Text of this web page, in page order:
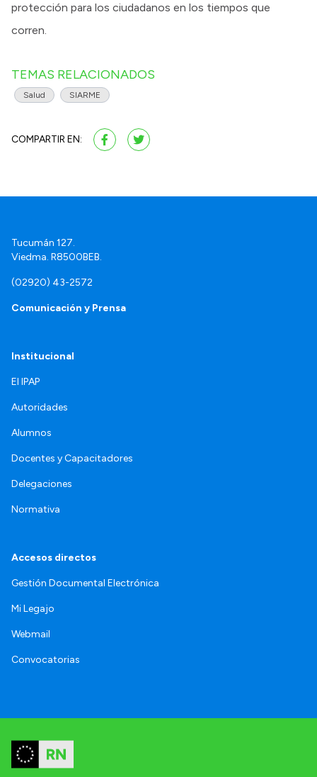
protección para los ciudadanos en los tiempos que
corren.
TEMAS RELACIONADOS
Salud SIARME
COMPARTIR EN:
Tucumán 127.
Viedma. R8500BEB.
(02920) 43-2572
Comunicación y Prensa
Institucional
El IPAP
Autoridades
Alumnos
Docentes y Capacitadores
Delegaciones
Normativa
Accesos directos
Gestión Documental Electrónica
Mi Legajo
Webmail
Convocatorias